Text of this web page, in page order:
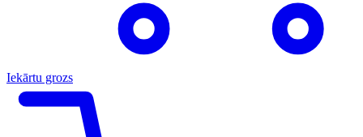
Iekārtu grozs